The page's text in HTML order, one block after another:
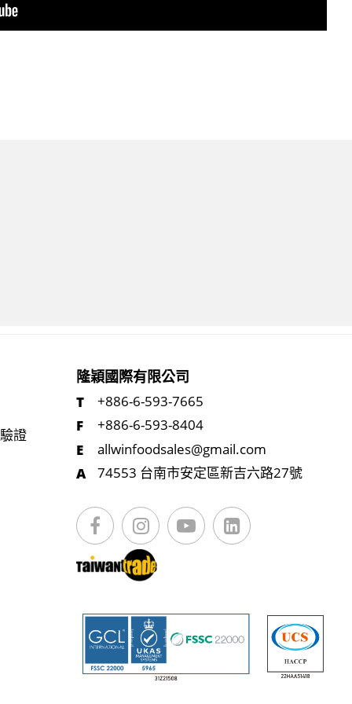
證
隆穎國際有限公司
+886-6-593-7665
+886-6-593-8404
allwinfoodsales@gmail.com
74553 台南市安定區新吉六路27號